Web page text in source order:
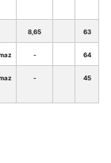
8,65 63
- 64
- 45